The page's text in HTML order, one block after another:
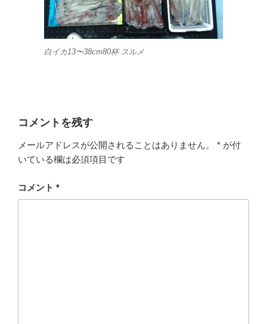
白イカ13〜38cm80杯 スルメ
コメントを残す
メールアドレスが公開されることはありません。 * が付
いている欄は必須項目です
コメント *